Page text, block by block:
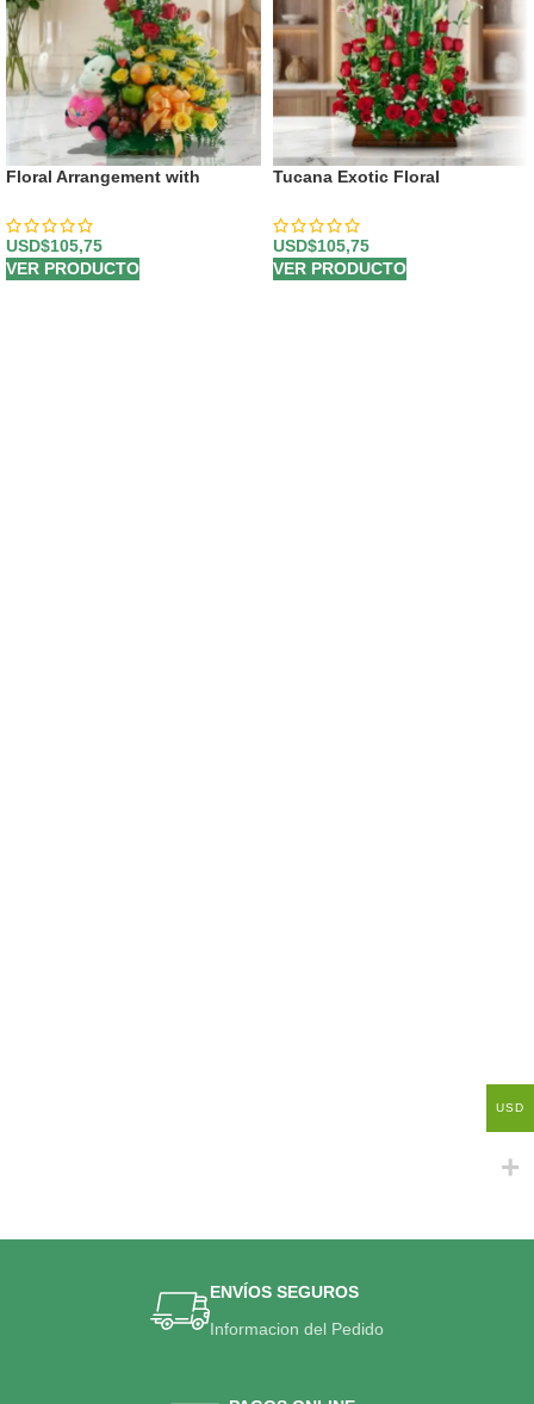
Floral Arrangement with
USD$105,75
VER PRODUCTO
Tucana Exotic Floral
USD$105,75
VER PRODUCTO
ENVÍOS SEGUROS
Informacion del Pedido
USD